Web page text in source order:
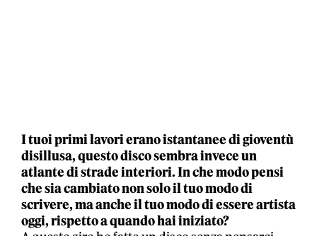
I tuoi primi lavori erano istantanee di gioventù
disillusa, questo disco sembra invece un
atlante di strade interiori. In che modo pensi
che sia cambiato non solo il tuo modo di
scrivere, ma anche il tuo modo di essere artista
oggi, rispetto a quando hai iniziato?